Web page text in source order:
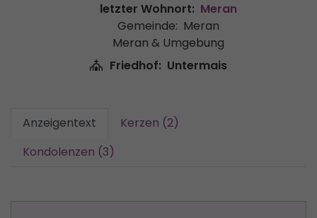
letzter Wohnort: Meran
Gemeinde: Meran
Meran & Umgebung
Friedhof: Untermais
Anzeigentext
Kerzen (2)
Kondolenzen (3)